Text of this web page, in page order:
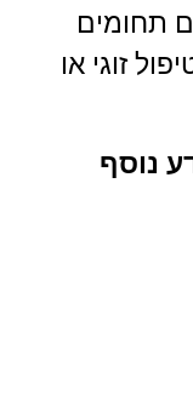
תחומים
זוגי או
נוסף